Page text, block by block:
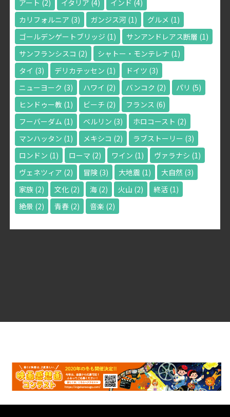
アート (2) イタリア (4) インド (4)
カリフォルニア (3) ガンジス河(1) グルメ (1)
ゴールデンゲートブリッジ (1) サンアンドレアス断層 (1)
サンフランシスコ (2) シャトー・モンテレナ (1)
タイ (3) デリカテッセン (1) ドイツ (3)
ニューヨーク (3) ハワイ (2) バンコク (2) パリ (5)
ヒンドゥー教 (1) ビーチ (2) フランス (6)
フーバーダム (1) ベルリン (3) ホロコースト (2)
マンハッタン (1) メキシコ (2) ラブストーリー (3)
ロンドン (1) ローマ (2) ワイン (1) ヴァラナシ (1)
ヴェネツィア (2) 冒険(3) 大地震(1) 大自然 (3)
家族 (2) 文化(2) 海(2) 火山 (2) 終活(1)
絶景 (2) 青春(2) 音楽 (2)